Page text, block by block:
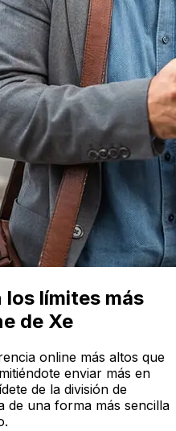
los límites más
de Xe
online más altos que
enviar más en
de la división de
de una forma más sencilla